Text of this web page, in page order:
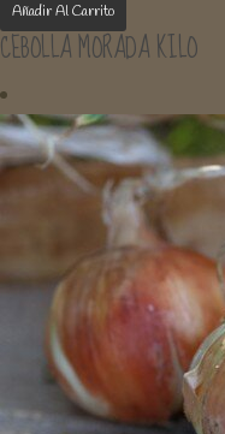
Añadir Al Carrito
CEBOLLA MORADA KILO